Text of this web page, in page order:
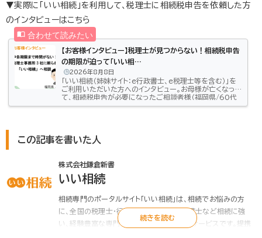
▼実際に「いい相続」を利用して、税理士に相続税申告を依頼した方
のインタビューはこちら
【お客様インタビュー】税理士が見つからない！相続税申告
の期限が迫って「いい相…
2026年8月8日
「いい相続（姉妹サイト：e行政書士、e税理士等を含む）」を
ご利用いただいた方へのインタビュー。お母様が亡くなっ
て、相続税申告が必要になったご相談者様（福岡県/60代
男性）相続手続きでどのようなお悩みがあって「いい相続」
ていたので、相続するのは兄と私。兄は他県で暮らしてい
たので、手続きは私がすることになりましたが、兄にも自分
この記事を書いた人
株式会社鎌倉新書
いい相続
相続専門のポータルサイト「いい相続」は、相続でお悩みの方
に、全国の税理士・行政書士・司法書士・弁護士など相続に強
い、経験豊富な専門家をお引き合わせするサービスです。提携